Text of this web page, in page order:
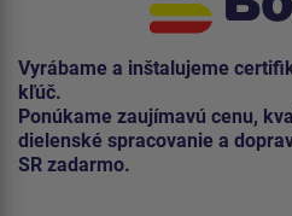
Vyrábame a inštalujeme
kľúč.
Ponúkame zaujímavú cenu,
dielenské spracovanie a
SR zadarmo.